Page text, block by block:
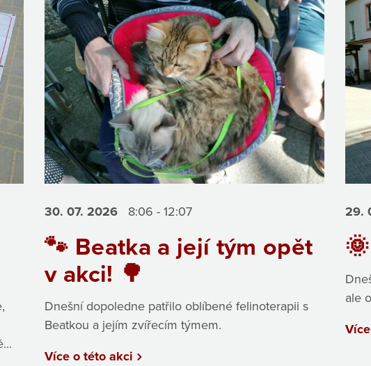
30. 07.2026 8:06 - 12:07
🐾 Beatka a její tým opět
v akci! 🌳
Dnešní dopoledne patřilo oblíbené felinoterapii s
Beatkou a jejím zvířecím týmem.
Více o této akci
29.
ale